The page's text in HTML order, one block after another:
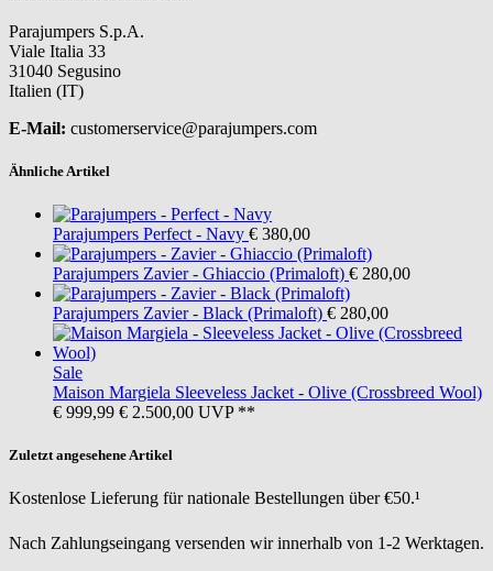
Parajumpers S.p.A.
Viale Italia 33
31040 Segusino
Italien (IT)
E-Mail: customerservice@parajumpers.com
Ähnliche Artikel
Parajumpers Perfect - Navy € 380,00
Parajumpers Zavier - Ghiaccio (Primaloft) € 280,00
Parajumpers Zavier - Black (Primaloft) € 280,00
Sale
Maison Margiela Sleeveless Jacket - Olive (Crossbreed Wool)
€ 999,99 € 2.500,00 UVP **
Zuletzt angesehene Artikel
Kostenlose Lieferung für nationale Bestellungen über €50.¹
Nach Zahlungseingang versenden wir innerhalb von 1-2 Werktagen.